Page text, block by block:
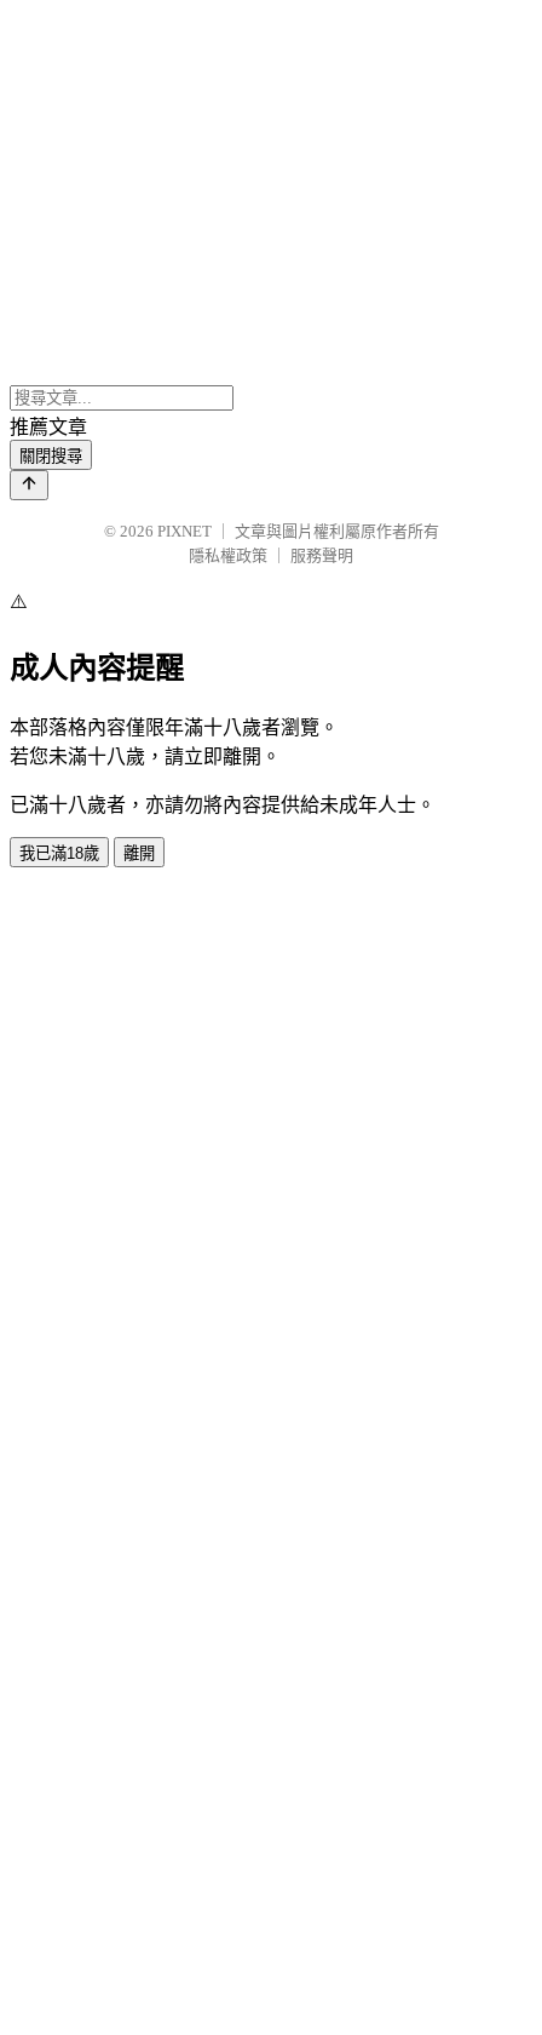
推薦文章
關閉搜尋
© 2026 PIXNET
文章與圖片權利屬原作者所有
隱私權政策
服務聲明
⚠️
成人內容提醒
本部落格內容僅限年滿十八歲者瀏覽。
若您未滿十八歲，請立即離開。
已滿十八歲者，亦請勿將內容提供給未成年人士。
我已滿18歲 離開